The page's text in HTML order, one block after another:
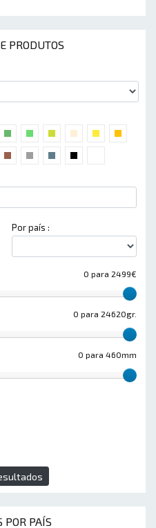
PRODUTOS
Por país :
0 para 2499€
0 para 24620gr.
0 para 460mm
POR PAÍS